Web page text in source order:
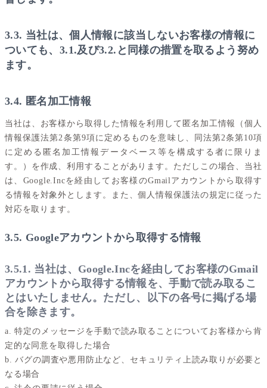
3.3. 当社は、個人情報に該当しないお客様の情報に
ついても、3.1.及び3.2.と同様の措置を取るよう努め
ます。
3.4. 匿名加工情報
当社は、お客様から取得した情報を利用して匿名加工情報（個人
情報保護法第2条第9項に定めるものを意味し、同法第2条第10項
に定める匿名加工情報データベース等を構成する者に限りま
す。）を作成、利用することがあります。ただしこの場合、当社
は、Google.Incを経由してお客様のGmailアカウントから取得す
る情報を対象外とします。また、個人情報保護法の規定に従った
対応を取ります。
3.5. Googleアカウントから取得する情報
3.5.1. 当社は、Google.Incを経由してお客様のGmail
アカウントから取得する情報を、手動で読み取るこ
とはいたしません。ただし、以下の各号に掲げる場
合を除きます。
a. 特定のメッセージを手動で読み取ることについてお客様から肯
定的な同意を取得した場合
b. バグの調査や悪用防止など、セキュリティ上読み取りが必要と
なる場合